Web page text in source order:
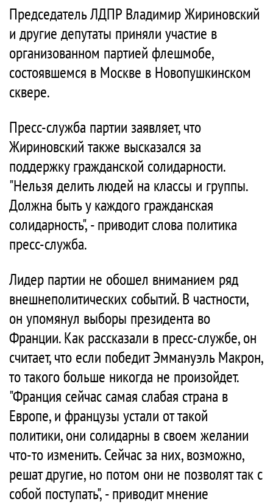
Председатель ЛДПР Владимир Жириновский
и другие депутаты приняли участие в
организованном партией флешмобе,
состоявшемся в Москве в Новопушкинском
сквере.
Пресс-служба партии заявляет, что
Жириновский также высказался за
поддержку гражданской солидарности.
"Нельзя делить людей на классы и группы.
Должна быть у каждого гражданская
солидарность", - приводит слова политика
пресс-служба.
Лидер партии не обошел вниманием ряд
внешнеполитических событий. В частности,
он упомянул выборы президента во
Франции. Как рассказали в пресс-службе, он
считает, что если победит Эммануэль Макрон,
то такого больше никогда не произойдет.
"Франция сейчас самая слабая страна в
Европе, и французы устали от такой
политики, они солидарны в своем желании
что-то изменить. Сейчас за них, возможно,
решат другие, но потом они не позволят так с
собой поступать", - приводит мнение